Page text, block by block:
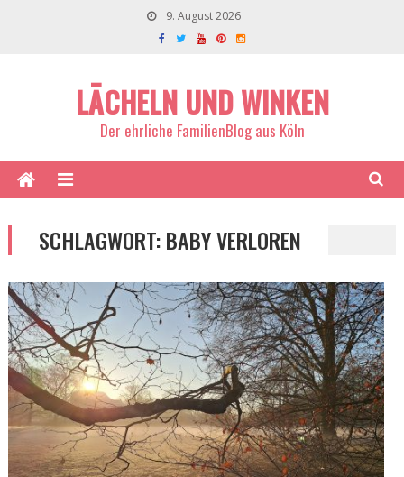
9. August 2026
LÄCHELN UND WINKEN
Der ehrliche FamilienBlog aus Köln
SCHLAGWORT:BABY VERLOREN